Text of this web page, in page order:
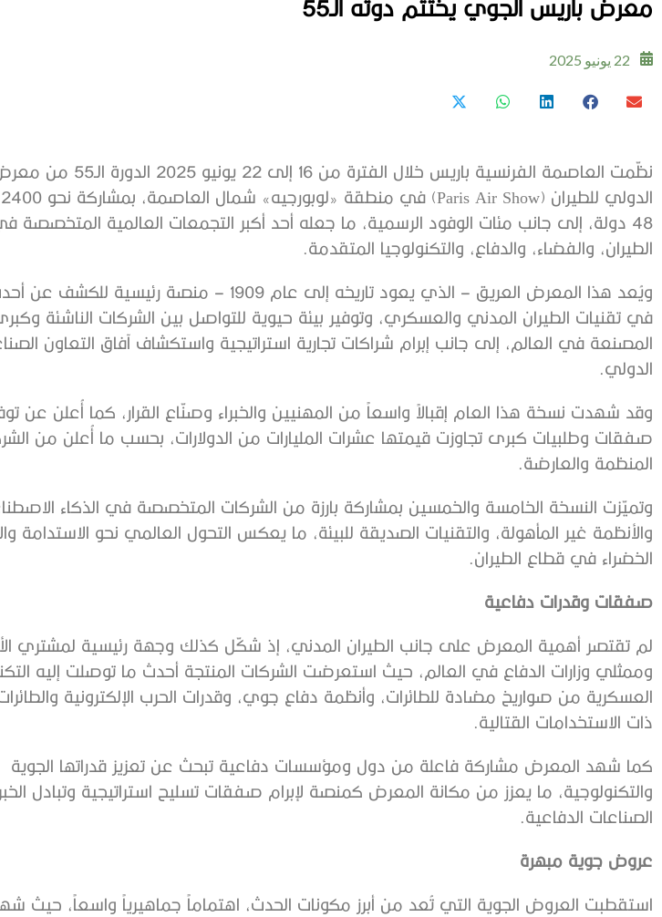
معرض باريس الجوي يختتم دوته الـ55
22 يونيو 2025
نظّمت العاصمة الفرنسية باريس خلال الفترة من 16
48 دولة، إلى جانب مئات الوفود الرسمية، ما جعله أحد أكبر التجمعات العالمية
الطيران، والفضاء، والدفاع، والتكنولوجيا المتقدمة.
ويُعد هذا المعرض العريق – الذي يعود تاريخه إلى عام 1909 – منصة
في تقنيات الطيران المدني والعسكري، وتوفير بيئة حيوية للتواصل بين الشركات الناشئة
المصنعة في العالم، إلى جانب إبرام شراكات تجارية استراتيجية واستكشاف آفاق التعاون
الدولي.
وقد شهدت نسخة هذا العام إقبالاً واسعاً من المهنيين والخبراء وصنّاع القرار، كما أُعلن عن
صفقات وطلبيات كبرى تجاوزت قيمتها عشرات المليارات من الدولارات، بحسب ما أُعلن من
المنظمة والعارضة.
وتميّزت النسخة الخامسة والخمسين بمشاركة بارزة من الشركات المتخصصة في الذكاء
والأنظمة غير المأهولة، والتقنيات الصديقة للبيئة، ما يعكس التحول العالمي نحو الاستدامة
الخضراء في قطاع الطيران.
صفقات وقدرات دفاعية
لم تقتصر أهمية المعرض على جانب الطيران المدني، إذ شكّل كذلك وجهة رئيسية لمشتري
وممثلي وزارات الدفاع في العالم، حيث استعرضت الشركات المنتجة أحدث ما توصلت إليه
العسكرية من صواريخ مضادة للطائرات، وأنظمة دفاع جوي، وقدرات الحرب الإلكترونية
ذات الاستخدامات القتالية.
كما شهد المعرض مشاركة فاعلة من دول ومؤسسات دفاعية تبحث عن تعزيز قدراتها الجوية
والتكنولوجية، ما يعزز من مكانة المعرض كمنصة لإبرام صفقات تسليح استراتيجية وتبادل
الصناعات الدفاعية.
عروض جوية مبهرة
استقطبت العروض الجوية التي تُعد من أبرز مكونات الحدث، اهتماماً جماهيرياً واسعاً، حيث